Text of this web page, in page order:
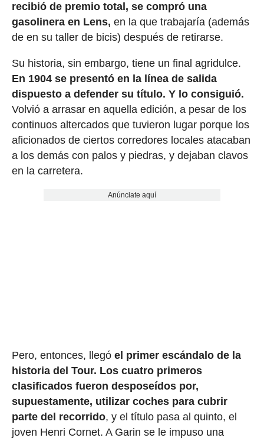
recibió de premio total, se compró una
gasolinera en Lens, en la que trabajaría (además
de en su taller de bicis) después de retirarse.
Su historia, sin embargo, tiene un final agridulce.
En 1904 se presentó en la línea de salida
dispuesto a defender su título. Y lo consiguió.
Volvió a arrasar en aquella edición, a pesar de los
continuos altercados que tuvieron lugar porque los
aficionados de ciertos corredores locales atacaban
a los demás con palos y piedras, y dejaban clavos
en la carretera.
Anúnciate aquí
Pero, entonces, llegó el primer escándalo de la
historia del Tour. Los cuatro primeros
clasificados fueron desposeídos por,
supuestamente, utilizar coches para cubrir
parte del recorrido, y el título pasa al quinto, el
joven Henri Cornet. A Garin se le impuso una